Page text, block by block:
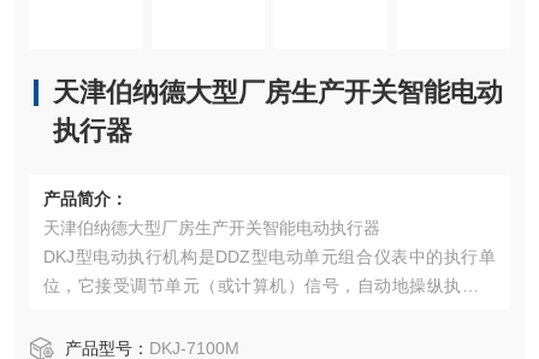
天津伯纳德大型厂房生产开关智能电动
执行器
产品简介：
天津伯纳德大型厂房生产开关智能电动执行器
DKJ型电动执行机构是DDZ型电动单元组合仪表中的执行单
位，它接受调节单元（或计算机）信号，自动地操纵执行机
材、供热、轻工、水处理等行业。
产品型号： DKJ-7100M